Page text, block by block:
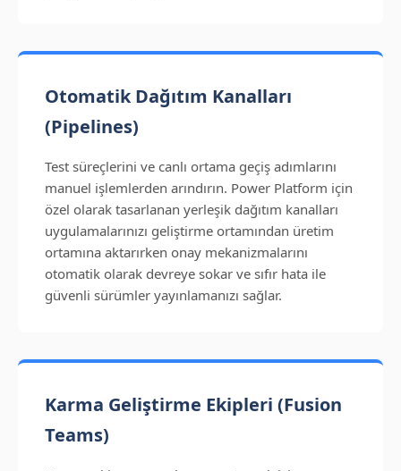
Otomatik Dağıtım Kanalları
(Pipelines)
Test süreçlerini ve canlı ortama geçiş adımlarını
manuel işlemlerden arındırın. Power Platform için
özel olarak tasarlanan yerleşik dağıtım kanalları
uygulamalarınızı geliştirme ortamından üretim
ortamına aktarırken onay mekanizmalarını
otomatik olarak devreye sokar ve sıfır hata ile
güvenli sürümler yayınlamanızı sağlar.
Karma Geliştirme Ekipleri (Fusion
Teams)